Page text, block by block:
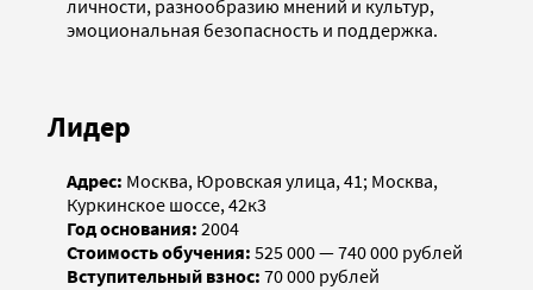
личности, разнообразию мнений и культур,
эмоциональная безопасность и поддержка.
Лидер
Адрес: Москва, Юровская улица, 41; Москва,
Куркинское шоссе, 42к3
Год основания: 2004
Стоимость обучения: 525 000 — 740 000 рублей
Вступительный взнос: 70 000 рублей